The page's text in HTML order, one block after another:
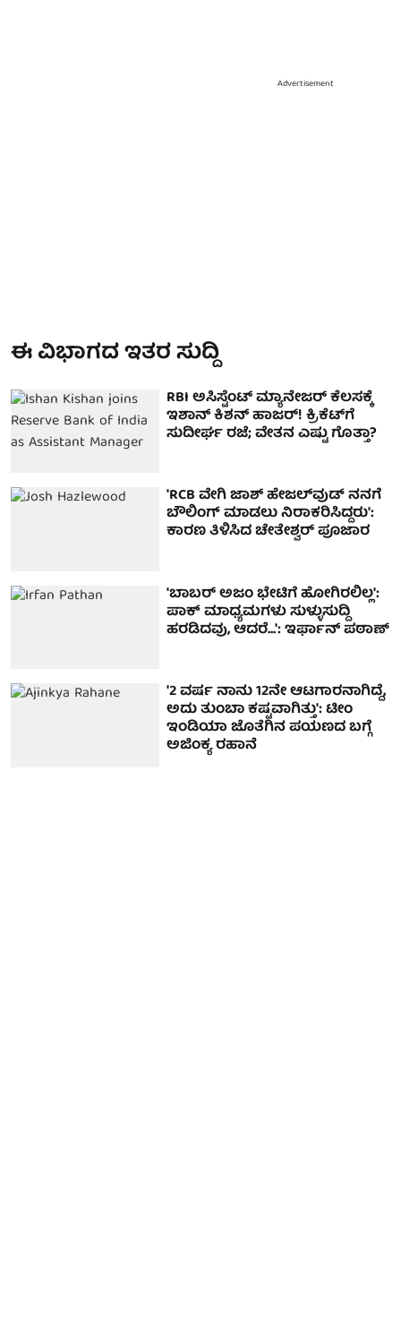
Advertisement
ಈ ವಿಭಾಗದ ಇತರ ಸುದ್ದಿ
RBI ಅಸಿಸ್ಟೆಂಟ್ ಮ್ಯಾನೇಜರ್ ಕೆಲಸಕ್ಕೆ
ಇಶಾನ್ ಕಿಶನ್ ಹಾಜರ್! ಕ್ರಿಕೆಟ್​​ಗೆ
ಸುದೀರ್ಘ ರಜೆ; ವೇತನ ಎಷ್ಟು ಗೊತ್ತಾ?
'RCB ವೇಗಿ ಜಾಶ್ ಹೇಜಲ್‌ವುಡ್ ನನಗೆ
ಬೌಲಿಂಗ್ ಮಾಡಲು ನಿರಾಕರಿಸಿದ್ದರು':
ಕಾರಣ ತಿಳಿಸಿದ ಚೇತೇಶ್ವರ್ ಪೂಜಾರ
'ಬಾಬರ್ ಅಜಂ ಭೇಟಿಗೆ ಹೋಗಿರಲಿಲ್ಲ':
ಪಾಕ್ ಮಾಧ್ಯಮಗಳು ಸುಳ್ಳುಸುದ್ದಿ
ಹರಡಿದವು, ಆದರೆ...': ಇರ್ಫಾನ್ ಪಠಾಣ್
'2 ವರ್ಷ ನಾನು 12ನೇ ಆಟಗಾರನಾಗಿದ್ದೆ,
ಅದು ತುಂಬಾ ಕಷ್ಟವಾಗಿತ್ತು': ಟೀಂ
ಇಂಡಿಯಾ ಜೊತೆಗಿನ ಪಯಣದ ಬಗ್ಗೆ
ಅಜಿಂಕ್ಯ ರಹಾನೆ